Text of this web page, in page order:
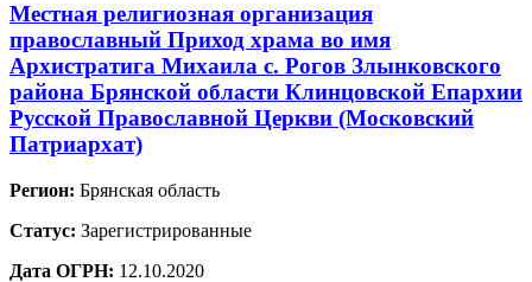
Местная религиозная организация
православный Приход храма во имя
Архистратига Михаила с. Рогов Злынковского
района Брянской области Клинцовской Епархии
Русской Православной Церкви (Московский
Патриархат)
Регион: Брянская область
Статус: Зарегистрированные
Дата ОГРН: 12.10.2020